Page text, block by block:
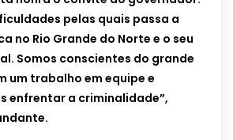
pelas quais passa a
no Rio Grande do Norte e o seu
Somos conscientes do grande
um trabalho em equipe e
enfrentar a criminalidade”,